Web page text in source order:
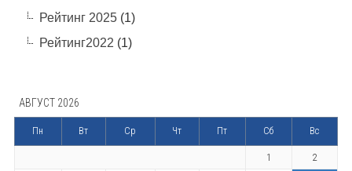
Рейтинг 2025(1)
Рейтинг2022 (1)
АВГУСТ 2026
Пн Вт Ср Чт Пт Сб Вс
1
2